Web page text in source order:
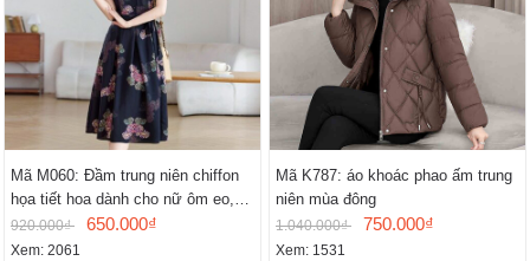
Mã M060: Đầm trung niên chiffon
họa tiết hoa dành cho nữ ôm eo,
cổ chữ V, đầm midi tay ngắn thanh
lịch.
920.000₫ 650.000₫
Xem: 2061
Mã K787: áo khoác phao ấm trung
niên mùa đông
1.040.000₫ 750.000₫
Xem: 1531